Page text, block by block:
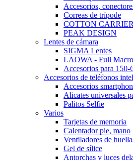
Accesorios,
Correas de trípode
COTTON CARRIER
PEAK DESIGN
Lentes de cámara
SIGMA Lentes
LAOWA - Full
Accesorios para 150-
Accesorios de teléfonos
Accesorios
Alicates universales
Palitos Selfie
Varios
Tarjetas de memoria
Calentador pie, mano
Ventiladores de
Gel de sílice
Antorchas y luces